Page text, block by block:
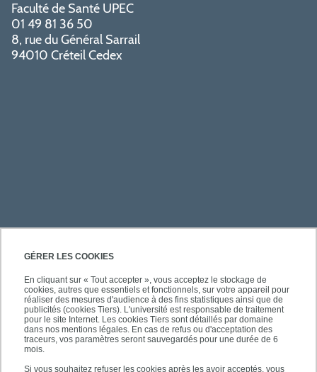
GÉRER LES COOKIES
En cliquant sur « Tout accepter », vous acceptez le stockage de
cookies, autres que essentiels et fonctionnels, sur votre appareil pour
réaliser des mesures d'audience à des fins statistiques ainsi que de
publicités (cookies Tiers). L'université est responsable de traitement
pour le site Internet. Les cookies Tiers sont détaillés par domaine
dans nos mentions légales. En cas de refus ou d'acceptation des
traceurs, vos paramètres seront sauvegardés pour une durée de 6
mois.
Si vous souhaitez refuser les cookies après les avoir acceptés, vous
Faculté de Santé UPEC
01 49 81 36 50
8, rue du Général Sarrail
94010 Créteil Cedex
PRATIQUE
ACCÈS RAPIDES
SUIVEZ-NOUS